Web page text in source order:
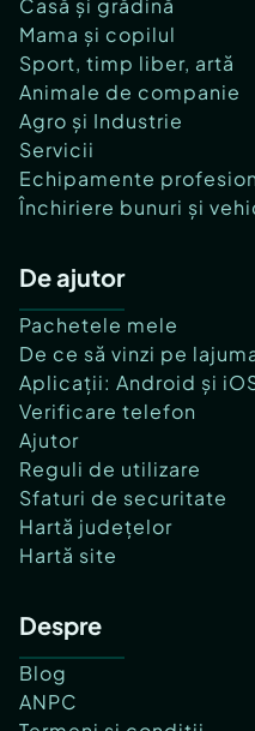
Casă și grădină
Mama și copilul
Sport, timp liber, artă
Animale de companie
Agro și Industrie
Servicii
Echipamente
Închiriere bunuri și
De ajutor
Pachetele mele
De ce să vinzi pe
Aplicații: Android și
Verificare telefon
Ajutor
Reguli de utilizare
Sfaturi de securitate
Hartă județelor
Hartă site
Despre
Blog
ANPC